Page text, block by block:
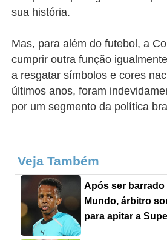
sua história.
Mas, para além do futebol, a
cumprir outra função
a resgatar símbolos e cores
últimos anos, foram
por um segmento da política
Veja Também
Após ser barrado
Mundo, árbitro
para apitar a